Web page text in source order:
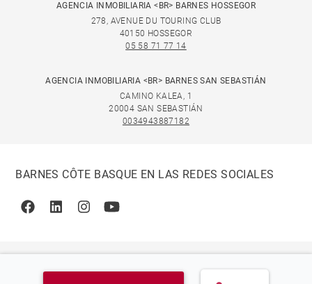
AGENCIA INMOBILIARIA <BR> BARNES HOSSEGOR
278, AVENUE DU TOURING CLUB
40150 HOSSEGOR
05 58 71 77 14
AGENCIA INMOBILIARIA <BR> BARNES SAN SEBASTIÁN
CAMINO KALEA, 1
20004 SAN SEBASTIÁN
0034943887182
BARNES CÔTE BASQUE EN LAS REDES SOCIALES
FacebookLinkedinInstagramYoutube